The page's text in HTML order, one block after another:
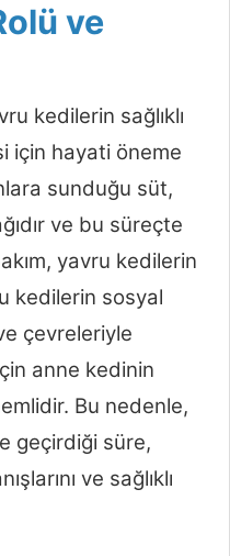
ve
kedilerin sağlıklı
için hayati öneme
sunduğu süt,
ve bu süreçte
yavru kedilerin
kedilerin sosyal
çevreleriyle
anne kedinin
Bu nedenle,
geçirdiği süre,
ve sağlıklı